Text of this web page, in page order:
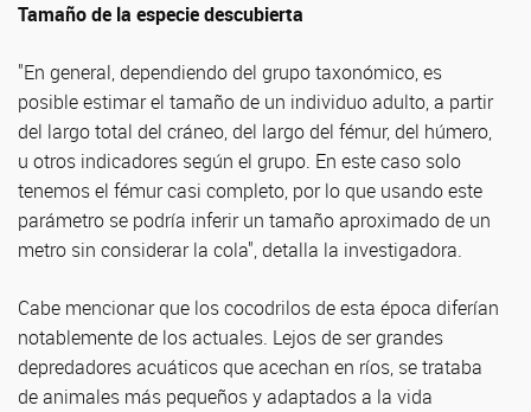
Tamaño de la especie descubierta
"En general, dependiendo del grupo taxonómico, es
posible estimar el tamaño de un individuo adulto, a partir
del largo total del cráneo, del largo del fémur, del húmero,
u otros indicadores según el grupo. En este caso solo
tenemos el fémur casi completo, por lo que usando este
parámetro se podría inferir un tamaño aproximado de un
metro sin considerar la cola", detalla la investigadora.
Cabe mencionar que los cocodrilos de esta época diferían
notablemente de los actuales. Lejos de ser grandes
depredadores acuáticos que acechan en ríos, se trataba
de animales más pequeños y adaptados a la vida